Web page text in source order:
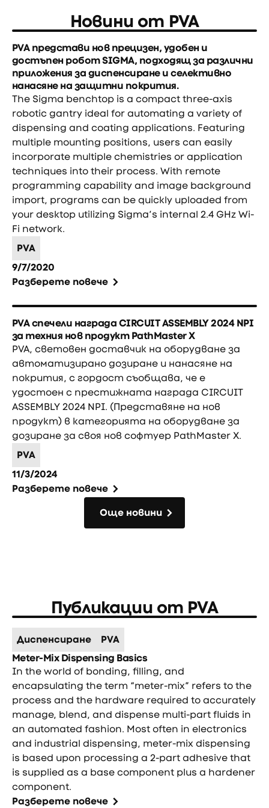
Новини от PVA
PVA представи нов прецизен, удобен и
достъпен робот SIGMA, подходящ за различни
приложения за диспенсиране и селективно
нанасяне на защитни покрития.
The Sigma benchtop is a compact three-axis
robotic gantry ideal for automating a variety of
dispensing and coating applications. Featuring
multiple mounting positions, users can easily
incorporate multiple chemistries or application
techniques into their process. With remote
programming capability and image background
import, programs can be quickly uploaded from
your desktop utilizing Sigma’s internal 2.4 GHz Wi-
Fi network.
PVA
9/7/2020
Разберете повече
PVA спечели награда CIRCUIT ASSEMBLY 2024 NPI
за техния нов продукт PathMaster X
PVA, световен доставчик на оборудване за
автоматизирано дозиране и нанасяне на
покрития, с гордост съобщава, че е
удостоен с престижната награда CIRCUIT
ASSEMBLY 2024 NPI. (Представяне на нов
продукт) в категорията на оборудване за
дозиране за своя нов софтуер PathMaster X.
PVA
11/3/2024
Разберете повече
Още новини
Публикации от PVA
Диспенсиране PVA
Meter-Mix Dispensing Basics
In the world of bonding, filling, and
encapsulating the term “meter-mix” refers to the
process and the hardware required to accurately
manage, blend, and dispense multi-part fluids in
an automated fashion. Most often in electronics
and industrial dispensing, meter-mix dispensing
is based upon processing a 2-part adhesive that
is supplied as a base component plus a hardener
component.
Разберете повече